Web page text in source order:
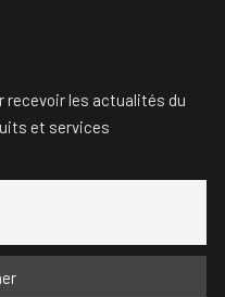
recevoir les actualités du
et services